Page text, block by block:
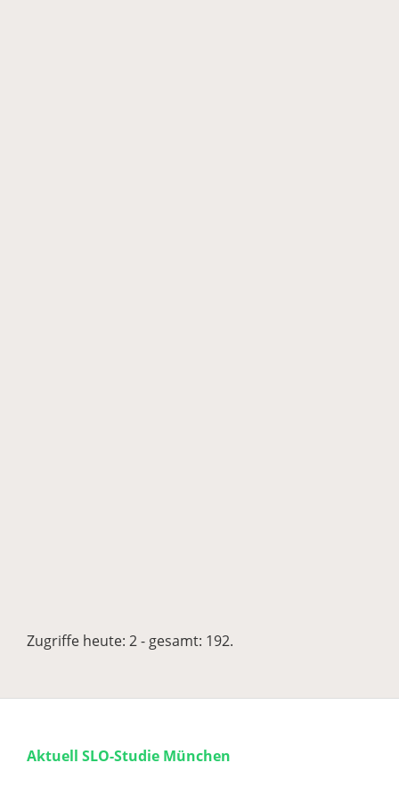
Zugriffe heute: 2 - gesamt: 192.
Aktuell SLO-Studie München